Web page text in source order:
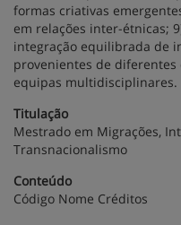
formas criativas
em relações inter-étnicas;
integração equilibrada de
provenientes de
equipas multidisciplinares.
Titulação
Mestrado em Migrações,
Transnacionalismo
Conteúdo
Código Nome Créditos